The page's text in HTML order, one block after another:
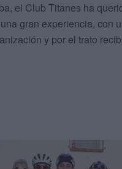
el Club Titanes ha
gran experiencia, con
y por el trato